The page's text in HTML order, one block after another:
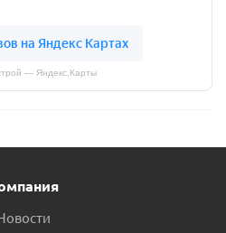
— Яндекс.Карты